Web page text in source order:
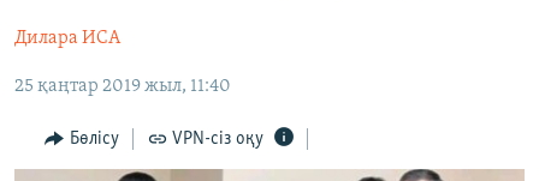
to
Navigation
ҚАҢТАР ОҚИҒАСЫ
АДАМ ҚҰҚЫҚТАРЫ
ӘЛЕУМЕТ
Дилара ИСА
25 қаңтар 2019 жыл, 11:40
Бөлісу VPN-сіз оқу